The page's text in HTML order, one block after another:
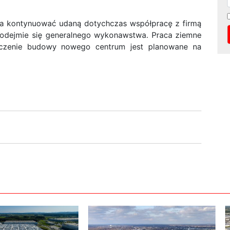
kontynuować udaną dotychczas współpracę z firmą
się generalnego wykonawstwa. Praca ziemne
budowy nowego centrum jest planowane na